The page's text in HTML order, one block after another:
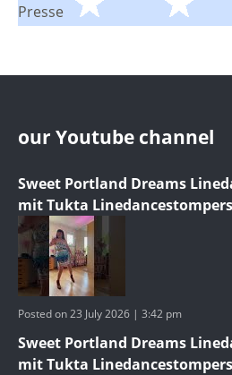
Presse
our Youtube channel
Sweet Portland Dreams
mit Tukta
Posted on 23 July 2026 | 3:42 pm
Sweet Portland Dreams
mit Tukta